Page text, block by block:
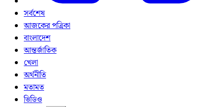
সর্বশেষ
আজকের পত্রিকা
বাংলাদেশ
আন্তর্জাতিক
খেলা
অর্থনীতি
মতামত
ভিডিও